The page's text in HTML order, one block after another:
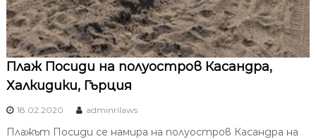
Плаж Посиди на полуостров Касандра,
Халкидики, Гърция
18.02.2020 adminrilaws
Плажът Посиди се намира на полуостров Касандра на